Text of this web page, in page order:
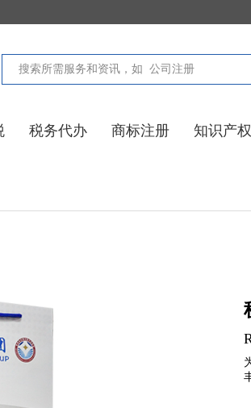
税务代办 商标注册 知识产权